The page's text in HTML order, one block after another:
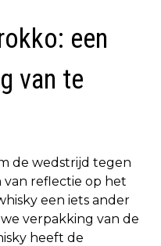
een
van te
de wedstrijd tegen
van reflectie op het
een iets ander
verpakking van de
heeft de